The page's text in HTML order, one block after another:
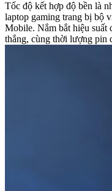
Tốc độ kết hợp độ bền là
laptop gaming trang bị
Mobile. Nắm bắt hiệu suất
thắng, cùng thời lượng pin